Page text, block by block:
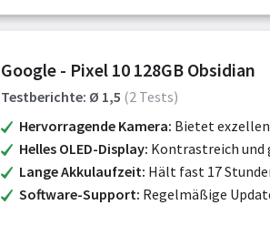
Google - Pixel 10 128GB Obsidian
Testberichte: Ø 1,5 (2 Tests)
Hervorragende Kamera Bietet
Helles OLED-Display Kontrastreich und
Lange Akkulaufzeit Hält fast 17
Software-Support Regelmäßige